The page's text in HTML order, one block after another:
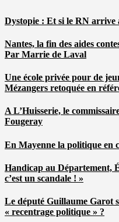
Dystopie : Et si le RN
Nantes, la fin des aides
Par Marrie de Laval
Une école privée pour de
Mézangers retoquée en
A L’Huisserie, le
Fougeray
En Mayenne la politique en
Handicap au Département,
c’est un scandale ! »
Le député Guillaume Garot
« recentrage politique » ?